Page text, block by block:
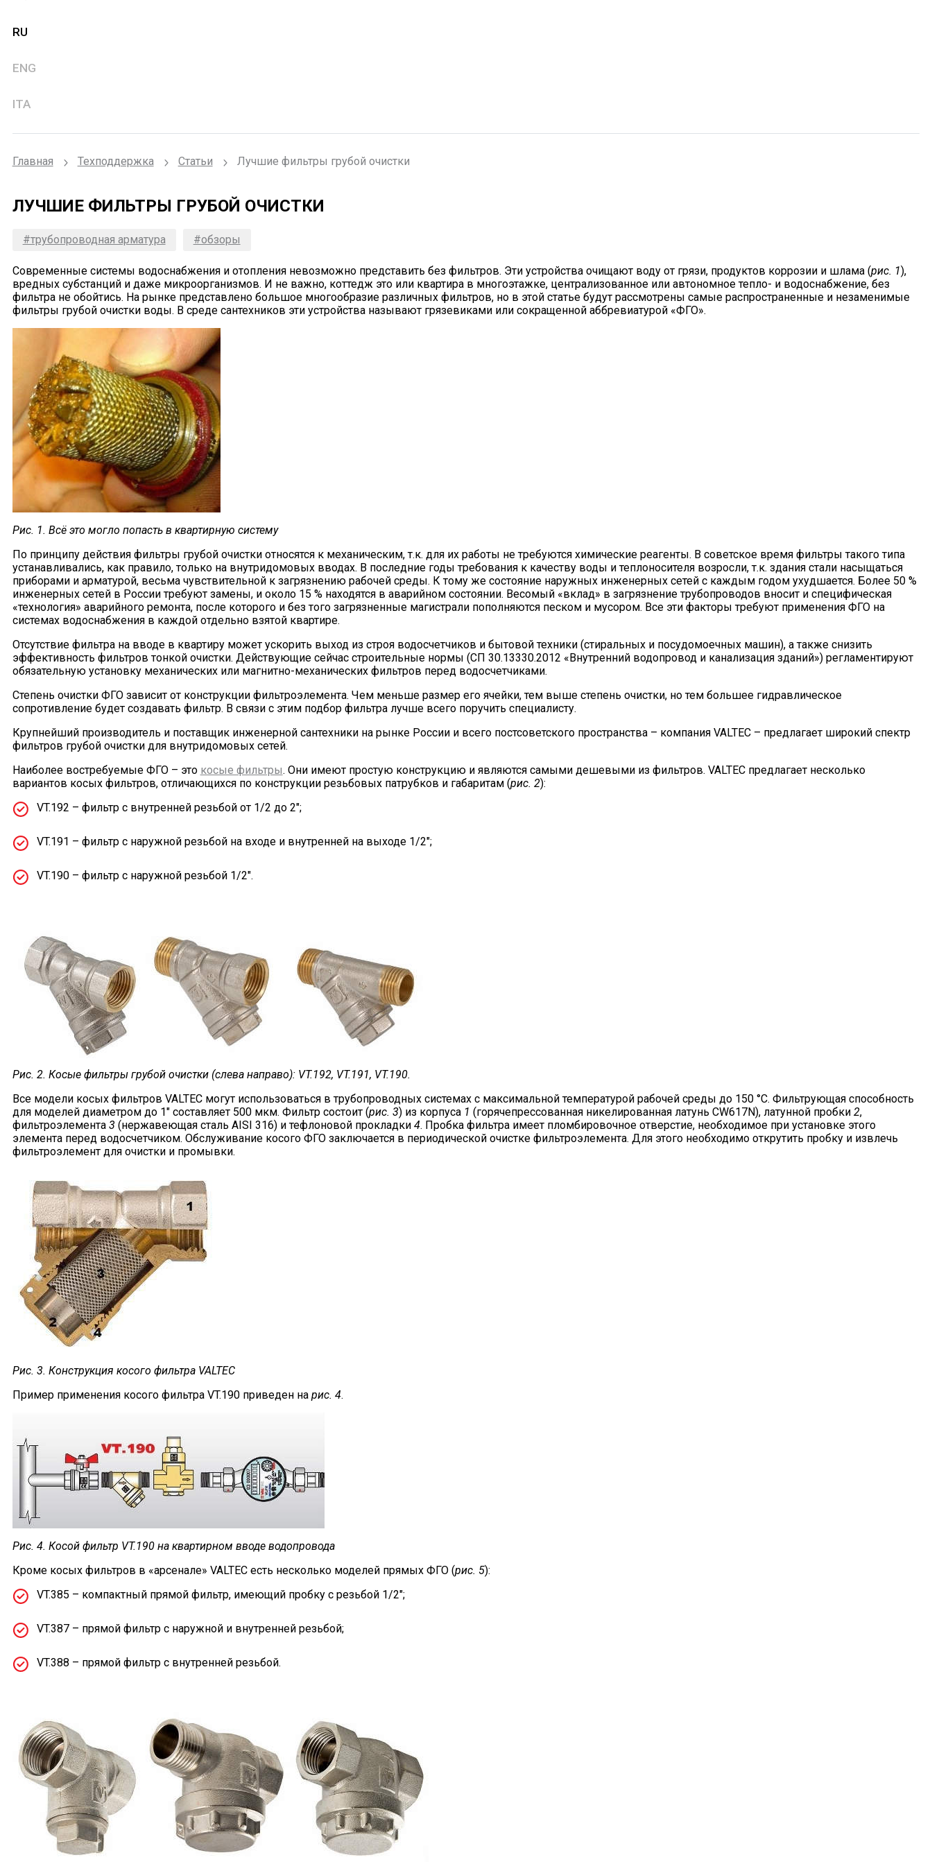
RU
ENG
ITA
Главная Техподдержка Статьи Лучшие фильтры грубой очистки
ЛУЧШИЕ ФИЛЬТРЫ ГРУБОЙ ОЧИСТКИ
#трубопроводная арматура #обзоры
Современные системы водоснабжения и отопления невозможно представить без фильтров. Эти устройства очищают воду от грязи, продуктов коррозии и шлама (рис. 1),
вредных субстанций и даже микроорганизмов. И не важно, коттедж это или квартира в многоэтажке, централизованное или автономное тепло- и водоснабжение, без
фильтра не обойтись. На рынке представлено большое многообразие различных фильтров, но в этой статье будут рассмотрены самые распространенные и незаменимые
фильтры грубой очистки воды. В среде сантехников эти устройства называют грязевиками или сокращенной аббревиатурой «ФГО».
Рис. 1. Всё это могло попасть в квартирную систему
По принципу действия фильтры грубой очистки относятся к механическим, т.к. для их работы не требуются химические реагенты. В советское время фильтры такого типа
устанавливались, как правило, только на внутридомовых вводах. В последние годы требования к качеству воды и теплоносителя возросли, т.к. здания стали насыщаться
приборами и арматурой, весьма чувствительной к загрязнению рабочей среды. К тому же состояние наружных инженерных сетей с каждым годом ухудшается. Более 50 %
инженерных сетей в России требуют замены, и около 15 % находятся в аварийном состоянии. Весомый «вклад» в загрязнение трубопроводов вносит и специфическая
«технология» аварийного ремонта, после которого и без того загрязненные магистрали пополняются песком и мусором. Все эти факторы требуют применения ФГО на
системах водоснабжения в каждой отдельно взятой квартире.
Отсутствие фильтра на вводе в квартиру может ускорить выход из строя водосчетчиков и бытовой техники (стиральных и посудомоечных машин), а также снизить
эффективность фильтров тонкой очистки. Действующие сейчас строительные нормы (СП 30.13330.2012 «Внутренний водопровод и канализация зданий») регламентируют
обязательную установку механических или магнитно-механических фильтров перед водосчетчиками.
Степень очистки ФГО зависит от конструкции фильтроэлемента. Чем меньше размер его ячейки, тем выше степень очистки, но тем большее гидравлическое
сопротивление будет создавать фильтр. В связи с этим подбор фильтра лучше всего поручить специалисту.
Крупнейший производитель и поставщик инженерной сантехники на рынке России и всего постсоветского пространства – компания VALTEC – предлагает широкий спектр
фильтров грубой очистки для внутридомовых сетей.
Наиболее востребуемые ФГО – это косые фильтры. Они имеют простую конструкцию и являются самыми дешевыми из фильтров. VALTEC предлагает несколько
вариантов косых фильтров, отличающихся по конструкции резьбовых патрубков и габаритам (рис. 2):
VT.192 – фильтр с внутренней резьбой от 1/2 до 2";
VT.191 – фильтр с наружной резьбой на входе и внутренней на выходе 1/2";
VT.190 – фильтр с наружной резьбой 1/2".
Рис. 2. Косые фильтры грубой очистки (слева направо): VT.192, VT.191, VT.190.
Все модели косых фильтров VALTEC могут использоваться в трубопроводных системах с максимальной температурой рабочей среды до 150 °С. Фильтрующая способность
для моделей диаметром до 1" составляет 500 мкм. Фильтр состоит (рис. 3) из корпуса 1 (горячепрессованная никелированная латунь CW617N), латунной пробки 2,
фильтроэлемента 3(нержавеющая сталь AISI 316) и тефлоновой прокладки 4. Пробка фильтра имеет пломбировочное отверстие, необходимое при установке этого
элемента перед водосчетчиком. Обслуживание косого ФГО заключается в периодической очистке фильтроэлемента. Для этого необходимо открутить пробку и извлечь
фильтроэлемент для очистки и промывки.
Рис. 3. Конструкция косого фильтра VALTEC
Пример применения косого фильтра VT.190 приведен на рис. 4.
Рис. 4. Косой фильтр VT.190 на квартирном вводе водопровода
Кроме косых фильтров в «арсенале» VALTEC есть несколько моделей прямых ФГО (рис. 5):
VT.385 – компактный прямой фильтр, имеющий пробку с резьбой 1/2";
VT.387 – прямой фильтр с наружной и внутренней резьбой;
VT.388 – прямой фильтр с внутренней резьбой.